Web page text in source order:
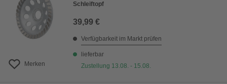
Merken
Schleiftopf
39,99 €
Verfügbarkeit im Markt prüfen
lieferbar
Zustellung 13.08. - 15.08.